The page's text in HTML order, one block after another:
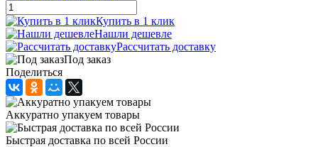
Купить в 1 клик
Нашли дешевле
Рассчитать доставку
Под заказ
Поделиться
Аккуратно упакуем товары
Быстрая доставка по всей России